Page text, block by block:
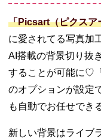
「Picsart（ピクスア
に愛されてる写真加
AI搭載の背景切り抜
することが可能に♡
のオプションが設定
も自動でお任せでき
新しい背景はライブ